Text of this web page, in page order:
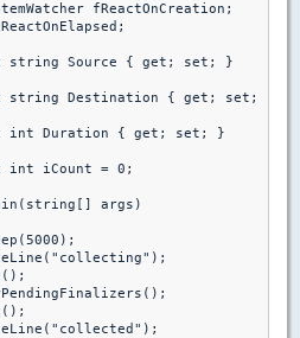
fReactOnCreation;
string Source { get; set; }
Destination { get; set; }
int Duration { get; set; }
int iCount = 0;
args)